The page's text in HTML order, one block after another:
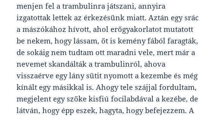
menjen fel a trambulinra játszani, annyira
izgatottak lettek az érkezésünk miatt. Aztán egy srác
a mászókához hívott, ahol erőgyakorlatot mutatott
be nekem, hogy lássam, őt is kemény fából faragták,
de sokáig nem tudtam ott maradni vele, mert már a
nevemet skandálták a trambulinról, ahova
visszaérve egy lány sütit nyomott a kezembe és még
kínált egy másikkal is. Ahogy tele szájjal fordultam,
megjelent egy szőke kisfiú focilabdával a kezébe, de
látván, hogy épp eszek, hagyta, hogy befejezzem. A